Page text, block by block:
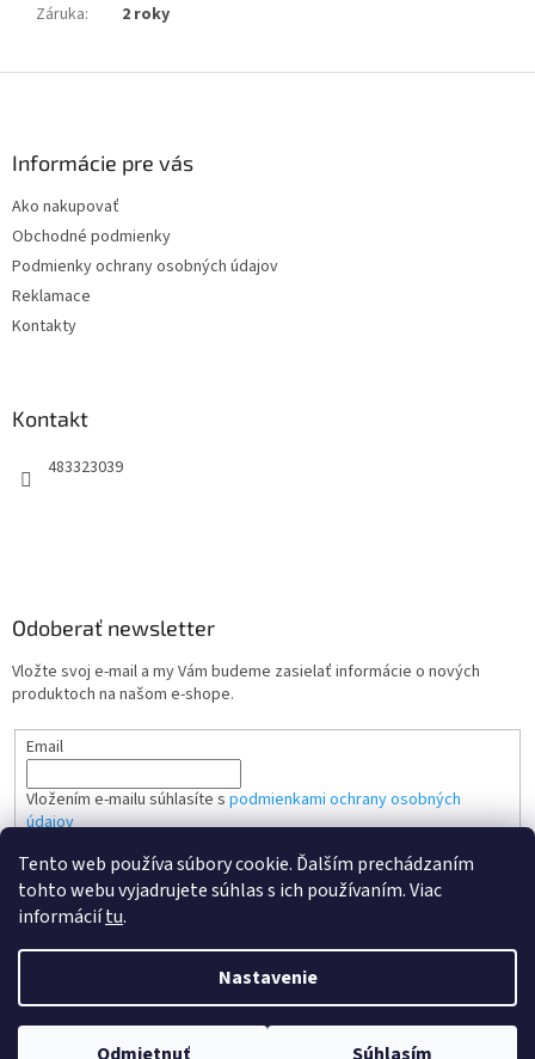
Tento web používa súbory cookie. Ďalším prechádzaním
tohto webu vyjadrujete súhlas s ich používaním. Viac
informáciítu.
Nastavenie
Záruka: 2 roky
Informácie pre vás
Ako nakupovať
Obchodné podmienky
Podmienky ochrany osobných údajov
Reklamace
Kontakty
Kontakt
483323039
Odoberať newsletter
Vložte svoj e-mail a my Vám budeme zasielať informácie o nových
produktoch na našom e-shope.
Email
Vložením e-mailu súhlasíte s podmienkami ochrany osobných
údajov
PRIHLÁSIŤ SA
Vytvoril Shoptet